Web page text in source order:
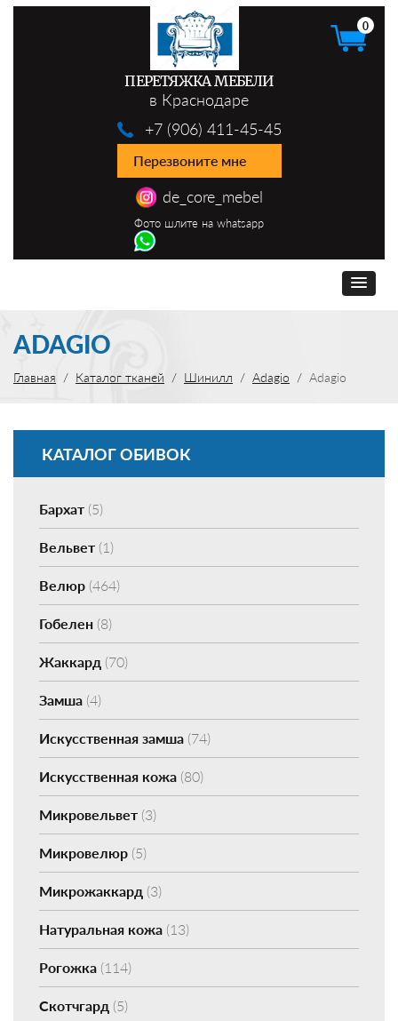
ПЕРЕТЯЖКА МЕБЕЛИ
в Краснодаре
de_core_mebel
Фото шлите на whatsapp
+7 (906) 411-45-45
Перезвоните мне
0
ADAGIO
Главная Каталог тканей Шинилл Adagio Adagio
КАТАЛОГ ОБИВОК
Бархат (5)
Вельвет (1)
Велюр (464)
Гобелен (8)
Жаккард (70)
Замша (4)
Искусственная замша (74)
Искусственная кожа (80)
Микровельвет (3)
Микровелюр (5)
Микрожаккард (3)
Натуральная кожа (13)
Рогожка (114)
Скотчгард (5)